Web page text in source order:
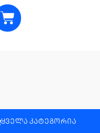
ᲧᲕᲔᲚᲐ ᲙᲐᲢᲔᲒᲝᲠᲘᲐ